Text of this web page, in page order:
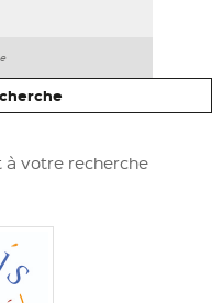
votre recherche